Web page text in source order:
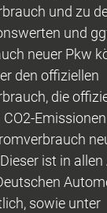
und zu
und
neuer Pkw
den offiziellen
die
ist in
sowie unter